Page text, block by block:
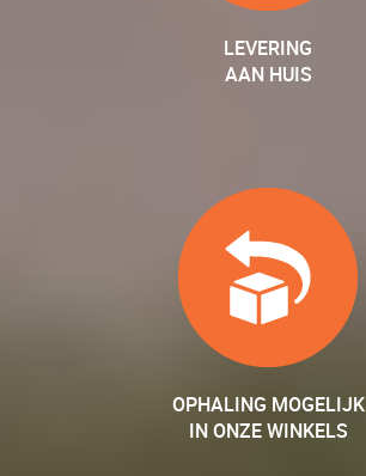
LEVERING
AAN HUIS
OPHALING MOGELIJK
IN ONZE WINKELS